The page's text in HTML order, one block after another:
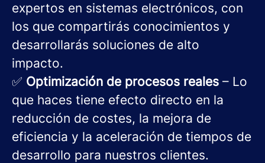
expertos en sistemas electrónicos, con
los que compartirás conocimientos y
desarrollarás soluciones de alto
impacto.
✅ Optimización de procesos reales – Lo
que haces tiene efecto directo en la
reducción de costes, la mejora de
eficiencia y la aceleración de tiempos de
desarrollo para nuestros clientes.